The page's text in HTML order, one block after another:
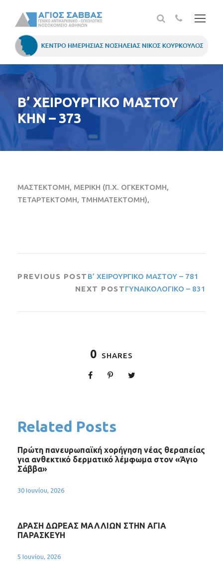
Β’ ΧΕΙΡΟΥΡΓΙΚΟ ΜΑΣΤΟΥ
ΚΗΝ – 373
ΜΑΣΤΕΚΤΟΜΗ, ΜΕΡΙΚΗ (Π.Χ. ΟΓΚΕΚΤΟΜΗ,
ΤΕΤΑΡΤΕΚΤΟΜΗ, ΤΜΗΜΑΤΕΚΤΟΜΗ),
PREVIOUS POST Β’ ΧΕΙΡΟΥΡΓΙΚΟ ΜΑΣΤΟΥ – 781
NEXT POSTΓΥΝΑΙΚΟΛΟΓΙΚΟ – 831
0 SHARES
Related Posts
Πρώτη πανευρωπαϊκή χορήγηση νέας θεραπείας
για ανθεκτικό δερματικό λέμφωμα στον «Άγιο
Σάββα»
30 Ιουνίου, 2026
ΔΡΑΣΗ ΔΩΡΕΑΣ ΜΑΛΛΙΩΝ ΣΤΗΝ ΑΓΙΑ
ΠΑΡΑΣΚΕΥΗ
5 Ιουνίου, 2026